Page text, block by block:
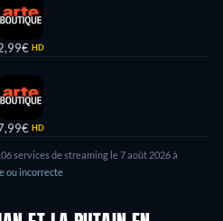
HD
HD
services de streaming le7 août 2026à
ou incorrecte